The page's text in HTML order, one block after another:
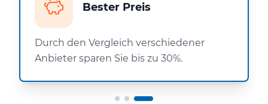
Bester Preis
Durch den Vergleich verschiedener
Anbieter sparen Sie bis zu 30%.